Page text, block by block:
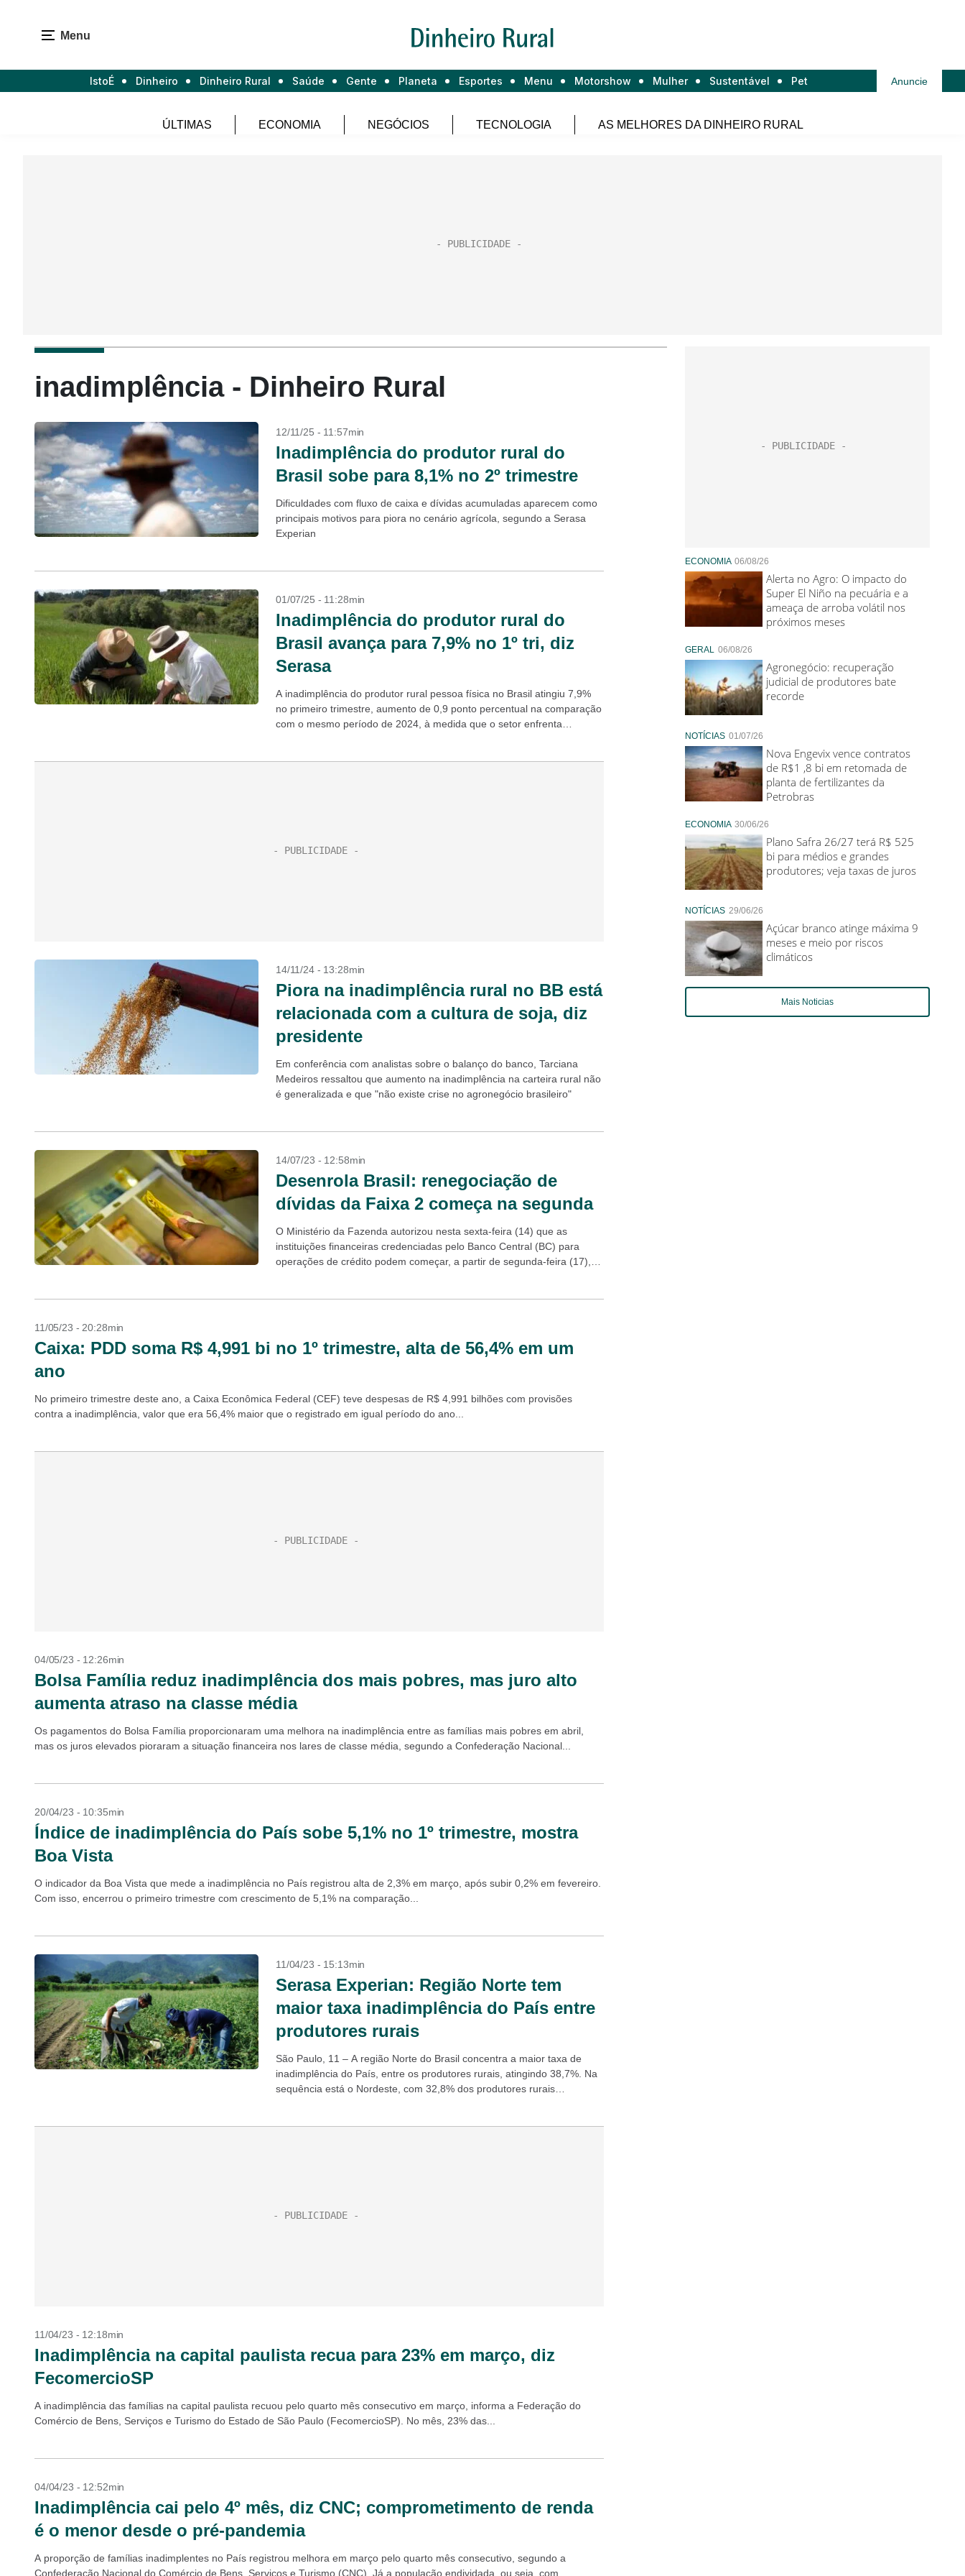
Menu
IstoÉ Dinheiro Dinheiro Rural Saúde Gente Planeta Esportes Menu Motorshow Mulher Sustentável Pet Anuncie
ÚLTIMAS ECONOMIA NEGÓCIOS TECNOLOGIA AS MELHORES DA DINHEIRO RURAL
inadimplência - Dinheiro Rural
12/11/25 - 11:57min
Inadimplência do produtor rural do
Brasil sobe para 8,1% no 2º trimestre
Dificuldades com fluxo de caixa e dívidas acumuladas aparecem como
principais motivos para piora no cenário agrícola, segundo a Serasa
Experian
01/07/25 - 11:28min
Inadimplência do produtor rural do
Brasil avança para 7,9% no 1º tri, diz
Serasa
A inadimplência do produtor rural pessoa física no Brasil atingiu 7,9%
no primeiro trimestre, aumento de 0,9 ponto percentual na comparação
com o mesmo período de 2024, à medida que o setor enfrenta
14/11/24 - 13:28min
Piora na inadimplência rural no BB está
relacionada com a cultura de soja, diz
presidente
Em conferência com analistas sobre o balanço do banco, Tarciana
Medeiros ressaltou que aumento na inadimplência na carteira rural não
é generalizada e que "não existe crise no agronegócio brasileiro"
14/07/23 - 12:58min
Desenrola Brasil: renegociação de
dívidas da Faixa 2 começa na segunda
O Ministério da Fazenda autorizou nesta sexta-feira (14) que as
instituições financeiras credenciadas pelo Banco Central (BC) para
operações de crédito podem começar, a partir de segunda-feira (17), a
11/05/23 - 20:28min
Caixa: PDD soma R$ 4,991 bi no 1º trimestre, alta de 56,4% em um
ano
No primeiro trimestre deste ano, a Caixa Econômica Federal (CEF) teve despesas de R$ 4,991 bilhões com provisões
contra a inadimplência, valor que era 56,4% maior que o registrado em igual período do ano...
04/05/23 - 12:26min
Bolsa Família reduz inadimplência dos mais pobres, mas juro alto
aumenta atraso na classe média
Os pagamentos do Bolsa Família proporcionaram uma melhora na inadimplência entre as famílias mais pobres em abril,
mas os juros elevados pioraram a situação financeira nos lares de classe média, segundo a Confederação Nacional...
20/04/23 - 10:35min
Índice de inadimplência do País sobe 5,1% no 1º trimestre, mostra
Boa Vista
O indicador da Boa Vista que mede a inadimplência no País registrou alta de 2,3% em março, após subir 0,2% em fevereiro.
Com isso, encerrou o primeiro trimestre com crescimento de 5,1% na comparação...
11/04/23 - 15:13min
Serasa Experian: Região Norte tem
maior taxa inadimplência do País entre
produtores rurais
São Paulo, 11 – A região Norte do Brasil concentra a maior taxa de
inadimplência do País, entre os produtores rurais, atingindo 38,7%. Na
sequência está o Nordeste, com 32,8% dos produtores rurais
11/04/23 - 12:18min
Inadimplência na capital paulista recua para 23% em março, diz
FecomercioSP
A inadimplência das famílias na capital paulista recuou pelo quarto mês consecutivo em março, informa a Federação do
Comércio de Bens, Serviços e Turismo do Estado de São Paulo (FecomercioSP). No mês, 23% das...
04/04/23 - 12:52min
Inadimplência cai pelo 4º mês, diz CNC; comprometimento de renda
é o menor desde o pré-pandemia
A proporção de famílias inadimplentes no País registrou melhora em março pelo quarto mês consecutivo, segundo a
Confederação Nacional do Comércio de Bens, Serviços e Turismo (CNC). Já a população endividada, ou seja, com...
ECONOMIA 06/08/26
Alerta no Agro: O impacto do
Super El Niño na pecuária e a
ameaça de arroba volátil nos
próximos meses
GERAL 06/08/26
Agronegócio: recuperação
judicial de produtores bate
recorde
NOTÍCIAS 01/07/26
Nova Engevix vence contratos
de R$1 ,8 bi em retomada de
planta de fertilizantes da
Petrobras
ECONOMIA 30/06/26
Plano Safra 26/27 terá R$ 525
bi para médios e grandes
produtores; veja taxas de juros
NOTÍCIAS 29/06/26
Açúcar branco atinge máxima 9
meses e meio por riscos
climáticos
Mais Noticias